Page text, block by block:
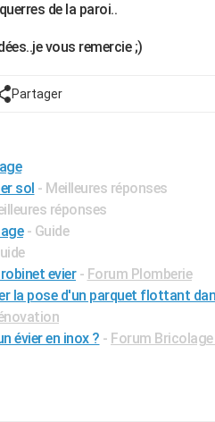
de la paroi..
vous remercie ;)
Partager
sol - Meilleures réponses
réponses
- Guide
evier - Forum Plomberie
la pose d'un parquet flottant
évier en inox ? - Forum